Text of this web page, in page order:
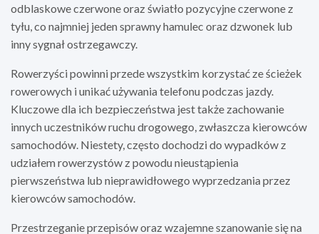
odblaskowe czerwone oraz światło pozycyjne czerwone z
tyłu, co najmniej jeden sprawny hamulec oraz dzwonek lub
inny sygnał ostrzegawczy.
Rowerzyści powinni przede wszystkim korzystać ze ścieżek
rowerowych i unikać używania telefonu podczas jazdy.
Kluczowe dla ich bezpieczeństwa jest także zachowanie
innych uczestników ruchu drogowego, zwłaszcza kierowców
samochodów. Niestety, często dochodzi do wypadków z
udziałem rowerzystów z powodu nieustąpienia
pierwszeństwa lub nieprawidłowego wyprzedzania przez
kierowców samochodów.
Przestrzeganie przepisów oraz wzajemne szanowanie się na